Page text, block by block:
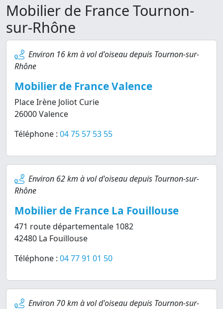
Mobilier de France Tournon-
sur-Rhône
Environ 16 km à vol d'oiseau depuis Tournon-sur-
Rhône
Mobilier de France Valence
Place Irène Joliot Curie
26000 Valence
Téléphone : 04 75 57 53 55
Environ 62 km à vol d'oiseau depuis Tournon-sur-
Rhône
Mobilier de France La Fouillouse
471 route départementale 1082
42480 La Fouillouse
Téléphone : 04 77 91 01 50
Environ 70 km à vol d'oiseau depuis Tournon-sur-